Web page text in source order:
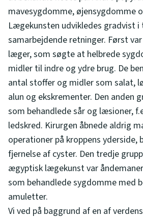
mavesygdomme, øjensygdomme
Lægekunsten udvikledes gradvist
samarbejdende retninger. Først
læger, som søgte at helbrede
midler til indre og ydre brug. De
antal stoffer og midler som salat,
alun og ekskrementer. Den anden
som behandlede sår og læsioner,
ledskred. Kirurgen åbnede aldrig
operationer på kroppens yderside,
fjernelse af cyster. Den tredje
ægyptisk lægekunst var
som behandlede sygdomme med
amuletter.
Vi ved på baggrund af en af